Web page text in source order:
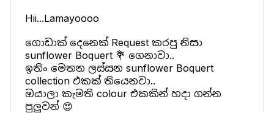
Hii...Lamayoooo
ගොඩාක් දෙනෙක් Request කරපු නිසා
sunflower Boquert 💐 ගෙනාවා..
ඉතිං මෙතන ලස්සන sunflower Boquert
collection එකක් තියෙනවා..
ඔයාලා කැමති colour එකකින් හදා ගන්න
පුලුවන් 😍